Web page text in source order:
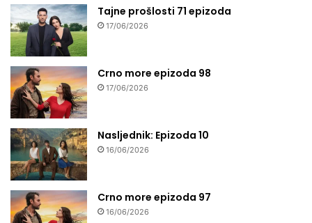
Tajne prošlosti 71 epizoda
17/06/2026
Crno more epizoda 98
17/06/2026
Nasljednik: Epizoda 10
16/06/2026
Crno more epizoda 97
16/06/2026